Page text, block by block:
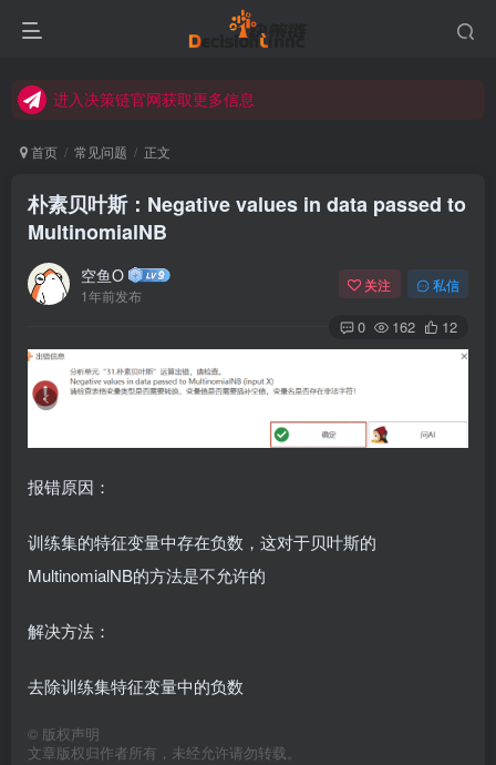
进入决策链Wiki获取官方使用指南
进入决策链官网获取更多信息
关注Bilibili官方视频号获取更多教程
首页 常见问题 正文
朴素贝叶斯：Negative values in data passed to
MultinomialNB
空鱼O
1年前发布
关注 私信
0 162 12
报错原因：
训练集的特征变量中存在负数，这对于贝叶斯的
MultinomialNB的方法是不允许的
解决方法：
去除训练集特征变量中的负数
© 版权声明
文章版权归作者所有，未经允许请勿转载。